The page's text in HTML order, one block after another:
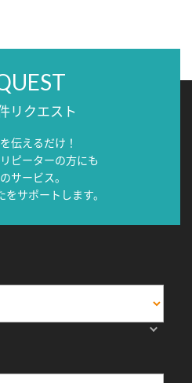
リクエスト
伝えるだけ！
ピーターの方にも
サービス。
サポートします。